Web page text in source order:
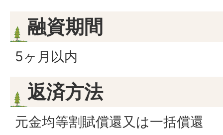
融資期間
5ヶ月以内
返済方法
元金均等割賦償還又は一括償還